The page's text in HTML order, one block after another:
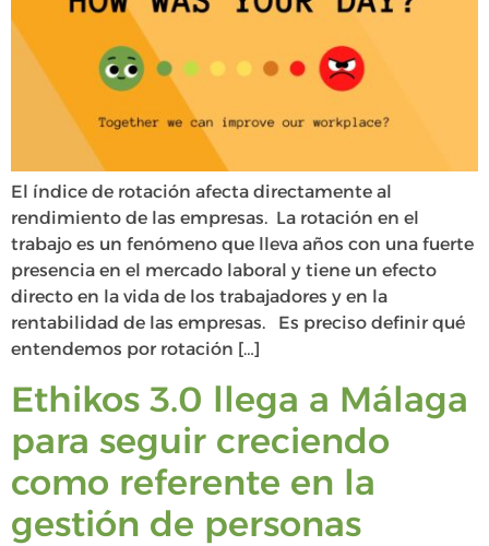
El índice de rotación afecta directamente al
rendimiento de las empresas. La rotación en el
trabajo es un fenómeno que lleva años con una fuerte
presencia en el mercado laboral y tiene un efecto
directo en la vida de los trabajadores y en la
rentabilidad de las empresas. Es preciso definir qué
entendemos por rotación […]
Ethikos 3.0 llega a Málaga
para seguir creciendo
como referente en la
gestión de personas